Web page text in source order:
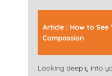
Article : How to See
Compassion
Looking deeply into